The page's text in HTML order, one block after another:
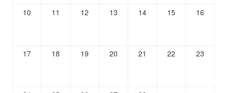
10 11 12 13 14 15 16
17 18 19 20 21 22 23